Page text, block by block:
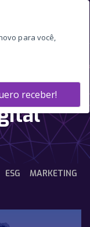
e
ESG MARKETING